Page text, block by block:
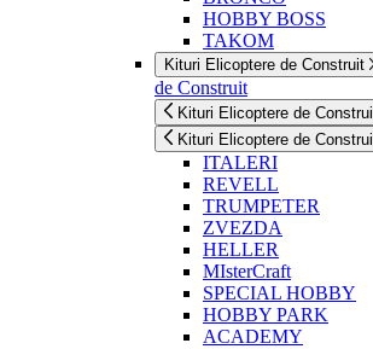
HOBBY BOSS
TAKOM
Kituri Elicoptere de Construit
de Construit
Kituri Elicoptere de
Kituri Elicoptere de
ITALERI
REVELL
TRUMPETER
ZVEZDA
HELLER
MIsterCraft
SPECIAL HOBBY
HOBBY PARK
ACADEMY